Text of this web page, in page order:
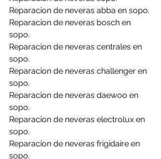
Reparacion de neveras abba en sopo.
Reparacion de neveras bosch en
sopo.
Reparacion de neveras centrales en
sopo.
Reparacion de neveras challenger en
sopo.
Reparacion de neveras daewoo en
sopo.
Reparacion de neveras electrolux en
sopo.
Reparacion de neveras frigidaire en
sopo.